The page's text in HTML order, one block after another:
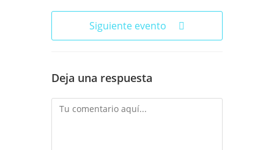
Siguiente evento
Deja una respuesta
Comentario